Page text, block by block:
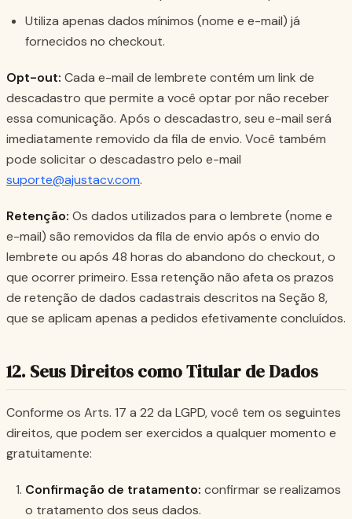
Utiliza apenas dados mínimos (nome e e-mail) já
fornecidos no checkout.
Opt-out: Cada e-mail de lembrete contém um link de
descadastro que permite a você optar por não receber
essa comunicação. Após o descadastro, seu e-mail será
imediatamente removido da fila de envio. Você também
pode solicitar o descadastro pelo e-mail
suporte@ajustacv.com.
Retenção: Os dados utilizados para o lembrete (nome e
e-mail) são removidos da fila de envio após o envio do
lembrete ou após 48 horas do abandono do checkout, o
que ocorrer primeiro. Essa retenção não afeta os prazos
de retenção de dados cadastrais descritos na Seção 8,
que se aplicam apenas a pedidos efetivamente concluídos.
12. Seus Direitos como Titular de Dados
Conforme os Arts. 17 a 22 da LGPD, você tem os seguintes
direitos, que podem ser exercidos a qualquer momento e
gratuitamente:
Confirmação de tratamento: confirmar se realizamos
o tratamento dos seus dados.